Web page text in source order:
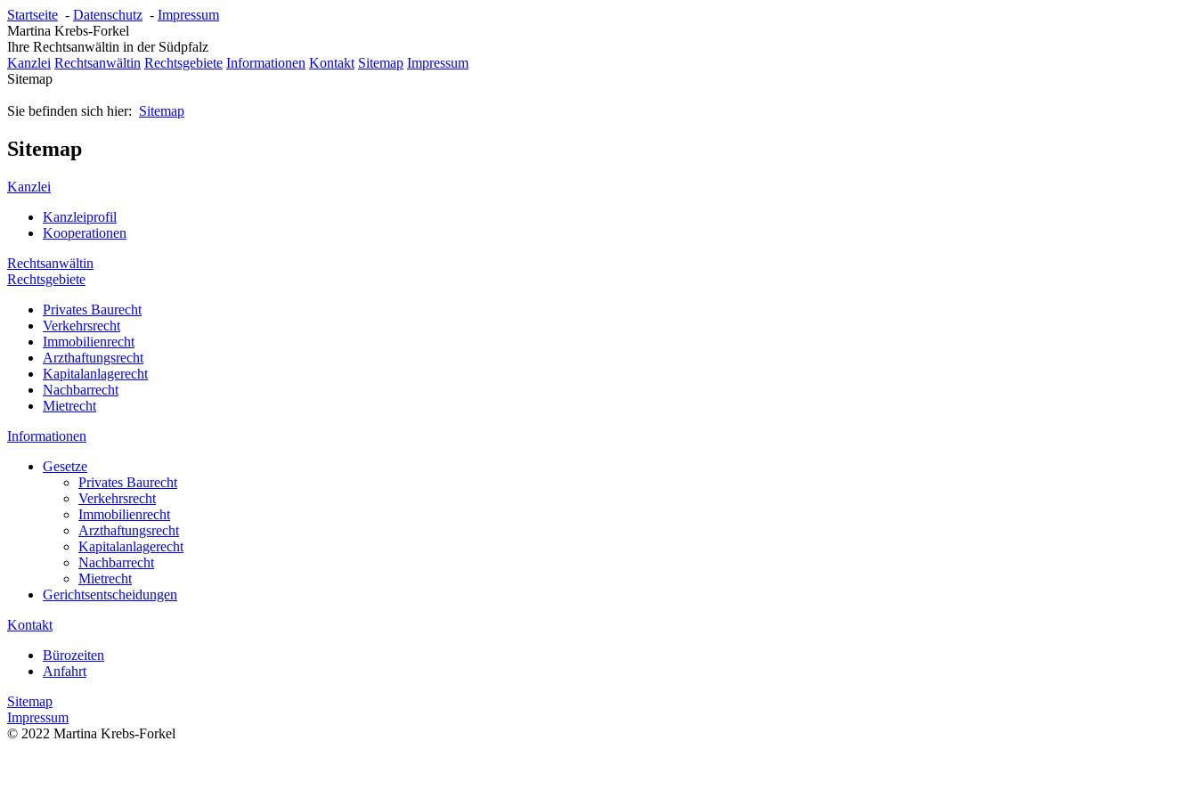
Startseite - Datenschutz - Impressum
Martina Krebs-Forkel
Ihre Rechtsanwältin in der Südpfalz
Kanzlei Rechtsanwältin Rechtsgebiete Informationen Kontakt Sitemap Impressum
Sitemap
Sie befinden sich hier: Sitemap
Sitemap
Kanzlei
Kanzleiprofil
Kooperationen
Rechtsanwältin
Rechtsgebiete
Privates Baurecht
Verkehrsrecht
Immobilienrecht
Arzthaftungsrecht
Kapitalanlagerecht
Nachbarrecht
Mietrecht
Informationen
Gesetze
Privates Baurecht
Verkehrsrecht
Immobilienrecht
Arzthaftungsrecht
Kapitalanlagerecht
Nachbarrecht
Mietrecht
Gerichtsentscheidungen
Kontakt
Bürozeiten
Anfahrt
Sitemap
Impressum
© 2022 Martina Krebs-Forkel